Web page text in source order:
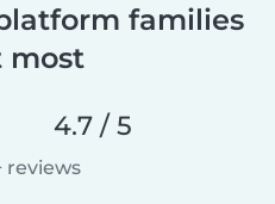
families
most
4.7 / 5
reviews